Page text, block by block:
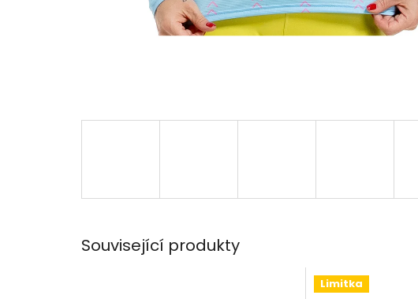
Související produkty
Limitka